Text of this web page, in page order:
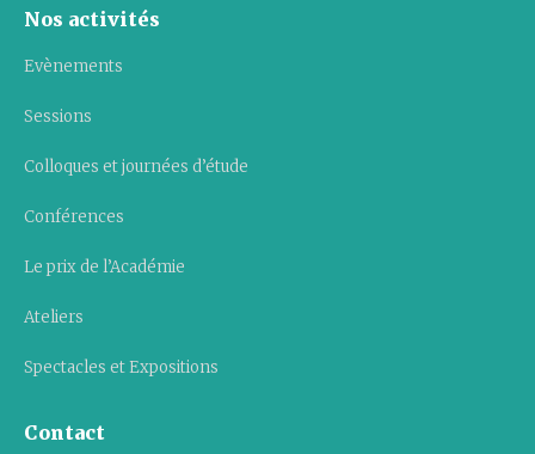
Nos activités
Evènements
Sessions
Colloques et journées d’étude
Conférences
Le prix de l’Académie
Ateliers
Spectacles et Expositions
Contact